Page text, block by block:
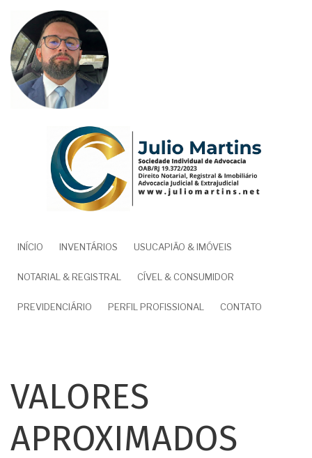
para
conteúdo
principal
NAVEGAÇÃO
PRINCIPAL
INÍCIO INVENTÁRIOS USUCAPIÃO & IMÓVEIS
NOTARIAL & REGISTRAL CÍVEL & CONSUMIDOR
PREVIDENCIÁRIO PERFIL PROFISSIONAL CONTATO
VALORES
APROXIMADOS